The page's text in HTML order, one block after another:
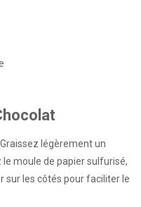
légèrement un
le moule de papier sulfurisé,
sur les côtés pour faciliter le